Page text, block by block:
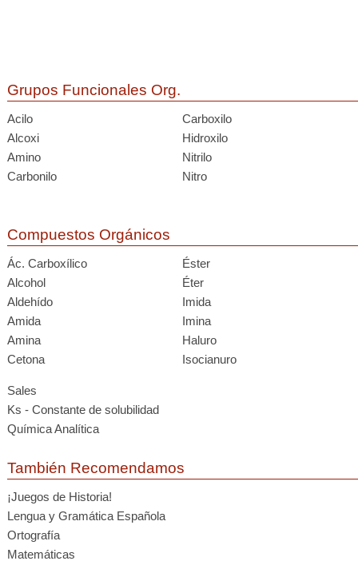
Grupos Funcionales Org.
Acilo
Carboxilo
Alcoxi
Hidroxilo
Amino
Nitrilo
Carbonilo
Nitro
Compuestos Orgánicos
Ác. Carboxílico
Éster
Alcohol
Éter
Aldehído
Imida
Amida
Imina
Amina
Haluro
Cetona
Isocianuro
Sales
Ks - Constante de solubilidad
Química Analítica
También Recomendamos
¡Juegos de Historia!
Lengua y Gramática Española
Ortografía
Matemáticas